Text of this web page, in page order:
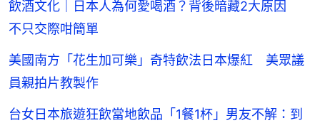
飲酒文化｜日本人為何愛喝酒？背後暗藏2大原因
不只交際咁簡單
美國南方「花生加可樂」奇特飲法日本爆紅 美眾議
員親拍片教製作
台女日本旅遊狂飲當地飲品「1餐1杯」男友不解：到